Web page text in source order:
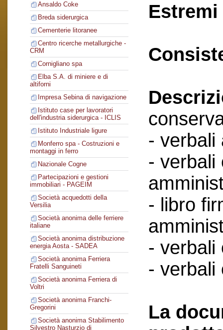
Ansaldo Coke
Breda siderurgica
Cementerie litoranee
Centro ricerche metallurgiche -
CRM
Cornigliano spa
Elba S.A. di miniere e di
altiforni
Impresa Sebina di navigazione
Istituto case per lavoratori
dell'industria siderurgica - ICLIS
Istituto Industriale ligure
Monferro spa - Costruzioni e
montaggi in ferro
Nazionale Cogne
Partecipazioni e gestioni
immobiliari - PAGEIM
Società acquedotti della
Versilia
Società anonima delle ferriere
italiane
Società anonima distribuzione
energia Aosta - SADEA
Società anonima Ferriera
Fratelli Sanguineti
Società anonima Ferriera di
Voltri
Società anonima Franchi-
Gregorini
Società anonima Stabilimento
Silvestro Nasturzio di
- verbali
- verbali
- libro
- verbali
- verbali
La